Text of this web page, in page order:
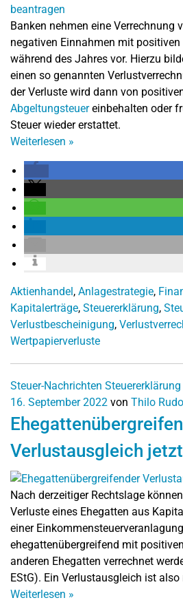
Banken nehmen eine Verrechnung
negativen Einnahmen mit
während des Jahres vor. Hierzu
einen so genannten
der Verluste wird dann von
Abgeltungsteuereinbehalten oder
Steuer wieder erstattet.
Weiterlesen »
Aktienhandel, Anlagestrategie,
Kapitalerträge, Steuererklärung,
Verlustbescheinigung,
Wertpapierverluste
Steuer-Nachrichten
16. September 2022 von Thilo
Verlustausgleich
Nach derzeitiger Rechtslage
Verluste eines Ehegatten aus
einer
ehegattenübergreifend mit
anderen Ehegatten verrechnet
EStG). Ein Verlustausgleich ist
Weiterlesen »